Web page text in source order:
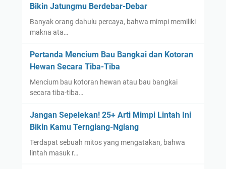
Bikin Jatungmu Berdebar-Debar
Banyak orang dahulu percaya, bahwa mimpi memiliki
makna ata…
Pertanda Mencium Bau Bangkai dan Kotoran
Hewan Secara Tiba-Tiba
Mencium bau kotoran hewan atau bau bangkai
secara tiba-tiba…
Jangan Sepelekan! 25+ Arti Mimpi Lintah Ini
Bikin Kamu Terngiang-Ngiang
Terdapat sebuah mitos yang mengatakan, bahwa
lintah masuk r…